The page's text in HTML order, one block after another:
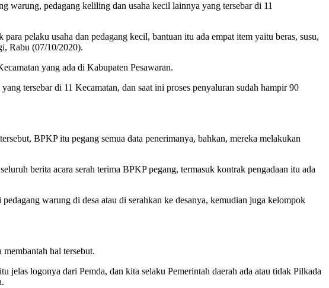
warung, pedagang keliling dan usaha kecil lainnya yang tersebar di 11
pelaku usaha dan pedagang kecil, bantuan itu ada empat item yaitu beras, susu,
Rabu (07/10/2020).
yang ada di Kabupaten Pesawaran.
tersebar di 11 Kecamatan, dan saat ini proses penyaluran sudah hampir 90
BPKP itu pegang semua data penerimanya, bahkan, mereka melakukan
berita acara serah terima BPKP pegang, termasuk kontrak pengadaan itu ada
warung di desa atau di serahkan ke desanya, kemudian juga kelompok
hal tersebut.
logonya dari Pemda, dan kita selaku Pemerintah daerah ada atau tidak Pilkada